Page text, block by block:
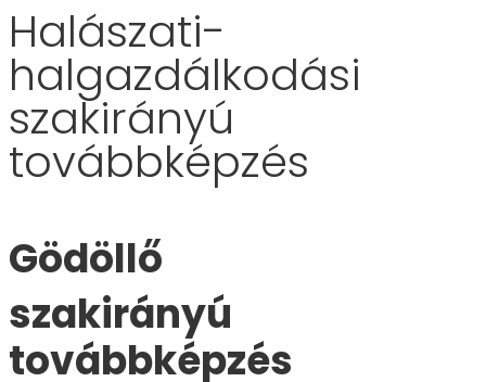
Halászati-
halgazdálkodási
szakirányú
továbbképzés
Gödöllő
szakirányú
továbbképzés